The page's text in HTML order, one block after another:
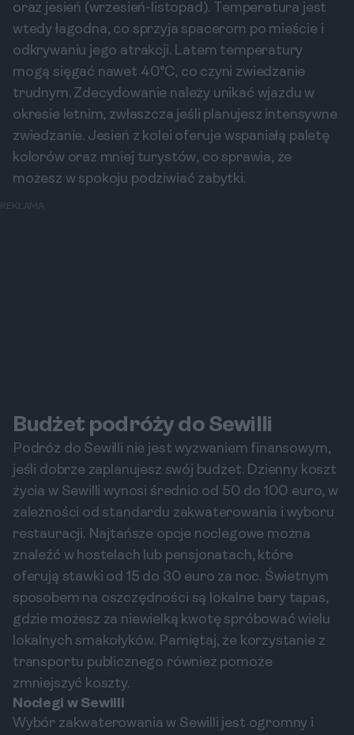
oraz jesień (wrzesień-listopad). Temperatura jest
wtedy łagodna, co sprzyja spacerom po mieście i
odkrywaniu jego atrakcji. Latem temperatury
mogą sięgać nawet 40°C, co czyni zwiedzanie
trudnym. Zdecydowanie należy unikać wjazdu w
okresie letnim, zwłaszcza jeśli planujesz intensywne
zwiedzanie. Jesień z kolei oferuje wspaniałą paletę
kolorów oraz mniej turystów, co sprawia, że
możesz w spokoju podziwiać zabytki.
REKLAMA
Budżet podróży do Sewilli
Podróż do Sewilli nie jest wyzwaniem finansowym,
jeśli dobrze zaplanujesz swój budżet. Dzienny koszt
życia w Sewilli wynosi średnio od 50 do 100 euro, w
zależności od standardu zakwaterowania i wyboru
restauracji. Najtańsze opcje noclegowe można
znaleźć w hostelach lub pensjonatach, które
oferują stawki od 15 do 30 euro za noc. Świetnym
sposobem na oszczędności są lokalne bary tapas,
gdzie możesz za niewielką kwotę spróbować wielu
lokalnych smakołyków. Pamiętaj, że korzystanie z
transportu publicznego również pomoże
zmniejszyć koszty.
Noclegi w Sewilli
Wybór zakwaterowania w Sewilli jest ogromny i